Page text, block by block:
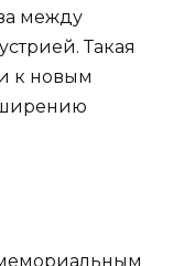
между
Такая
к новым